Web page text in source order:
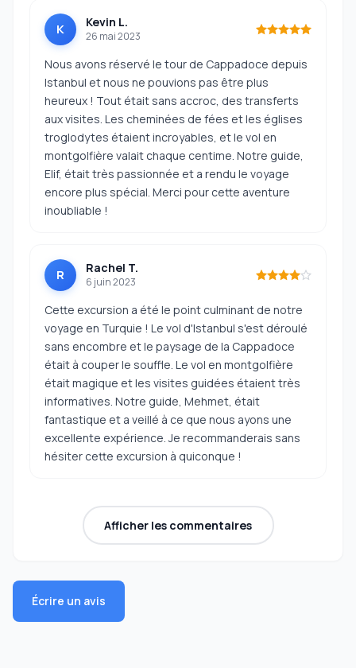
K Kevin L.
26 mai 2023
Nous avons réservé le tour de Cappadoce depuis
Istanbul et nous ne pouvions pas être plus
heureux ! Tout était sans accroc, des transferts
aux visites. Les cheminées de fées et les églises
troglodytes étaient incroyables, et le vol en
montgolfière valait chaque centime. Notre guide,
Elif, était très passionnée et a rendu le voyage
encore plus spécial. Merci pour cette aventure
inoubliable !
R Rachel T.
6 juin 2023
Cette excursion a été le point culminant de notre
voyage en Turquie ! Le vol d'Istanbul s'est déroulé
sans encombre et le paysage de la Cappadoce
était à couper le souffle. Le vol en montgolfière
était magique et les visites guidées étaient très
informatives. Notre guide, Mehmet, était
fantastique et a veillé à ce que nous ayons une
excellente expérience. Je recommanderais sans
hésiter cette excursion à quiconque !
Afficher les commentaires
Écrire un avis